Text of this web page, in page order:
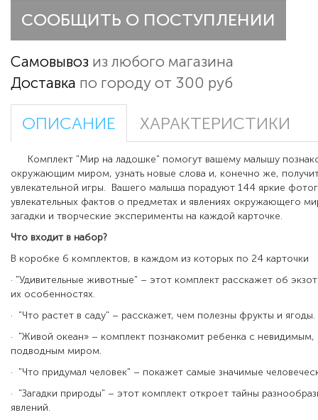
СООБЩИТЬ О ПОСТУПЛЕНИИ
Самовывоз из любого магазина
Доставка по городу от 300 руб
ОПИСАНИЕ ХАРАКТЕРИСТИКИ
Комплект "Мир на ладошке" помогут вашему малышу
окружающим миром, узнать новые слова и, конечно же,
увлекательной игры. Вашего малыша порадуют 144 яркие
увлекательных фактов о предметах и явлениях окружающего
загадки и творческие эксперименты на каждой карточке.
Что входит в набор?
В коробке 6 комплектов, в каждом из которых по 24 карточки
· "Удивительные животные" – этот комплект расскажет об
их особенностях.
· "Что растет в саду" – расскажет, чем полезны фрукты и ягоды.
· "Живой океан» – комплект познакомит ребенка с
подводным миром.
· "Что придумал человек" – покажет самые значимые
· "Загадки природы" – этот комплект откроет тайны
явлений.